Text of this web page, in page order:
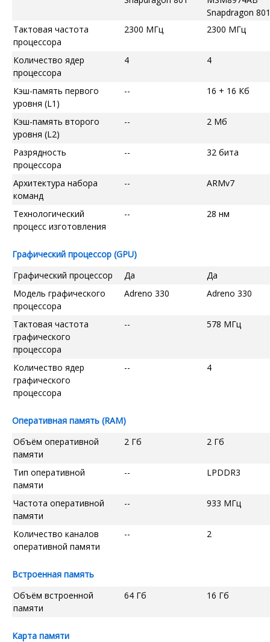
Snapdragon 801
Тактовая частота
процессора
2300 МГц 2300 МГц
Количество ядер
процессора
4 4
Кэш-память первого
уровня (L1)
-- 16 + 16 Кб
Кэш-память второго
уровня (L2)
-- 2 Мб
Разрядность
процессора
-- 32 бита
Архитектура набора
команд
-- ARMv7
Технологический
процесс изготовления
-- 28 нм
Графический процессор (GPU)
Графический процессор
Да
Да
Модель графического
процессора
Adreno 330 Adreno 330
Тактовая частота
графического
процессора
-- 578 МГц
Количество ядер
графического
процессора
-- 4
Оперативная память (RAM)
Объём оперативной
памяти
2 Гб 2 Гб
Тип оперативной
памяти
-- LPDDR3
Частота оперативной
памяти
-- 933 МГц
Количество каналов
оперативной памяти
-- 2
Встроенная память
Объём встроенной
памяти
64 Гб 16 Гб
Карта памяти